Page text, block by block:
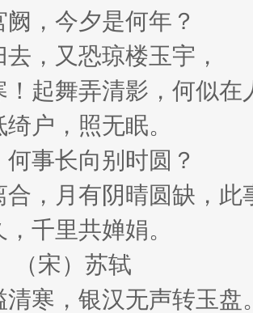
，今夕是何年？
，又恐琼楼玉宇，
！起舞弄清影，何似在
户，照无眠。
事长向别时圆？
合，月有阴晴圆缺，此
千里共婵娟。
（宋）苏轼
清寒，银汉无声转玉盘